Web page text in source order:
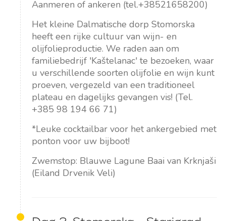
Aanmeren of ankeren (tel.+38521658200)
Het kleine Dalmatische dorp Stomorska
heeft een rijke cultuur van wijn- en
olijfolieproductie. We raden aan om
familiebedrijf 'Kaštelanac' te bezoeken, waar
u verschillende soorten olijfolie en wijn kunt
proeven, vergezeld van een traditioneel
plateau en dagelijks gevangen vis! (Tel.
+385 98 194 66 71)
*Leuke cocktailbar voor het ankergebied met
ponton voor uw bijboot!
Zwemstop: Blauwe Lagune Baai van Krknjaši
(Eiland Drvenik Veli)